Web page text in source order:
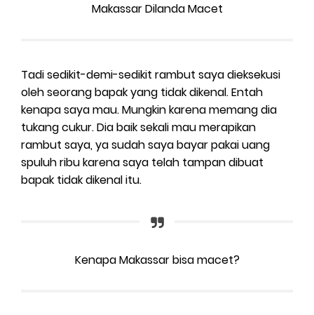
Makassar Dilanda Macet
Tadi sedikit-demi-sedikit rambut saya dieksekusi
oleh seorang bapak yang tidak dikenal. Entah
kenapa saya mau. Mungkin karena memang dia
tukang cukur. Dia baik sekali mau merapikan
rambut saya, ya sudah saya bayar pakai uang
spuluh ribu karena saya telah tampan dibuat
bapak tidak dikenal itu.
Kenapa Makassar bisa macet?